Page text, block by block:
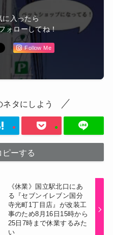
に入ったら
ォローしてね！
Follow Me
タにしよう
ーする
《休業》国立駅北口にあ
る『セブンイレブン国分
寺光町1丁目店』が改装工
事のため8月16日15時から
25日7時まで休業するみた
い